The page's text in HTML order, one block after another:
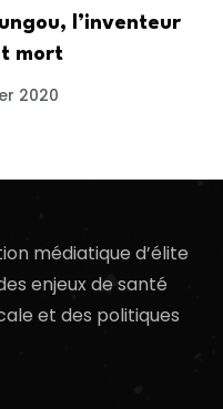
l’inventeur
mort
2020
médiatique d’élite
enjeux de santé
et des politiques